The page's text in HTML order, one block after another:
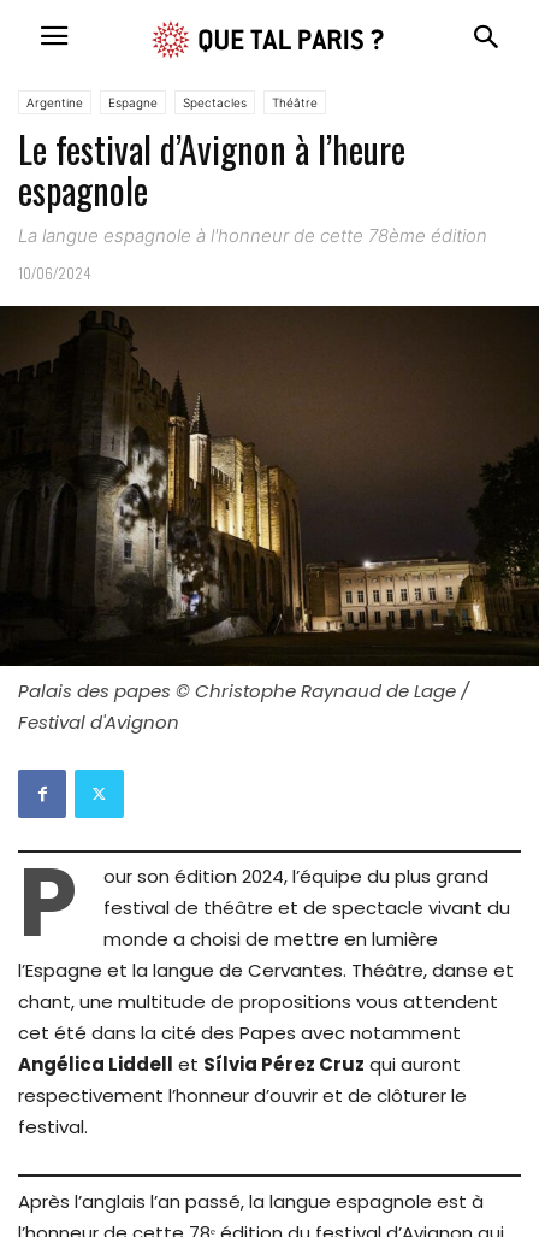
Argentine Espagne Spectacles Théâtre
Le festival d’Avignon à l’heure
espagnole
La langue espagnole à l'honneur de cette 78ème édition
10/06/2024
Palais des papes © Christophe Raynaud de Lage /
Festival d'Avignon
P
our son édition 2024, l’équipe du plus grand
festival de théâtre et de spectacle vivant du
monde a choisi de mettre en lumière
l’Espagne et la langue de Cervantes. Théâtre, danse et
chant, une multitude de propositions vous attendent
cet été dans la cité des Papes avec notamment
Angélica Liddell et Sílvia Pérez Cruz qui auront
respectivement l’honneur d’ouvrir et de clôturer le
festival.
Après l’anglais l’an passé, la langue espagnole est à